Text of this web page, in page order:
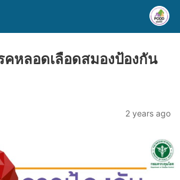
คหลอดเลือดสมองป้องกัน
2 years ago